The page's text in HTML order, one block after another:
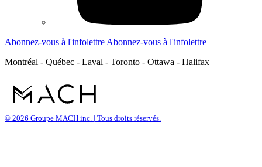
Abonnez-vous à l'infolettre Abonnez-vous à l'infolettre
Montréal - Québec - Laval - Toronto - Ottawa - Halifax
© 2026 Groupe MACH inc. | Tous droits réservés.